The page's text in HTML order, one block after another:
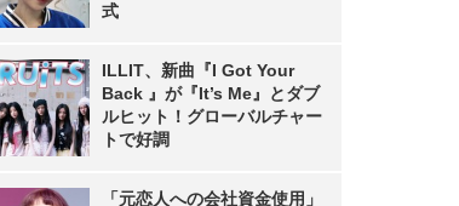
式
ILLIT、新曲『I Got Your
Back 』が『It’s Me』とダブ
ルヒット！グローバルチャー
トで好調
「元恋人への会社資金使用」